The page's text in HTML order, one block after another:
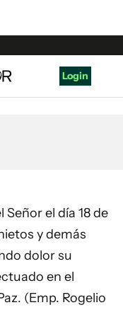
Login
Señor el día 18 de
y demás
dolor su
en el
(Emp. Rogelio